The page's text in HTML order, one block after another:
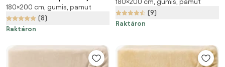
200 cm
180×200 cm, gumis, pamut
(8)
Raktáron
180 x 200 cm
180×200 cm, gumis, pamut
(9)
Raktáron